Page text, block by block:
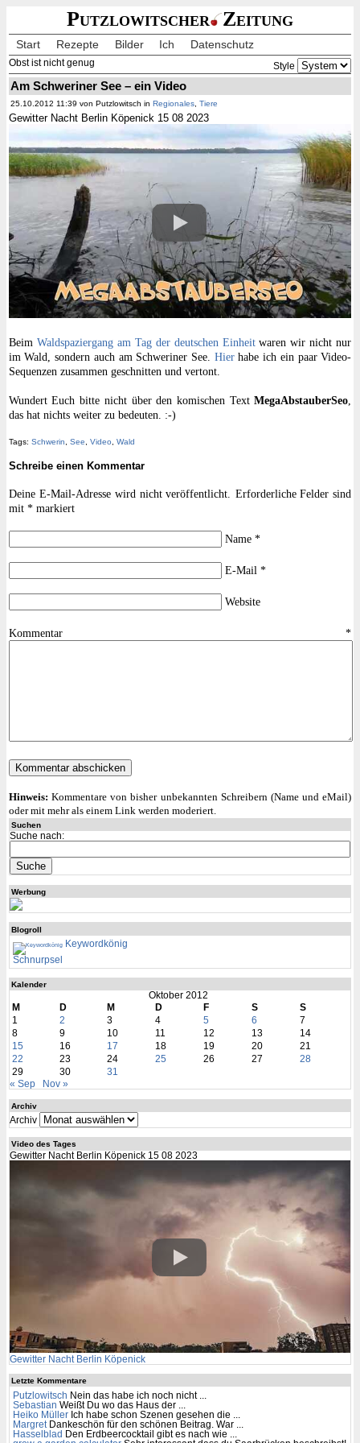
Putzlowitscher Zeitung
Start Rezepte Bilder Ich Datenschutz
Obst ist nicht genug Style
Am Schweriner See – ein Video
25.10.2012 11:39 von Putzlowitsch in Regionales, Tiere
Gewitter Nacht Berlin Köpenick 15 08 2023
Beim Waldspaziergang am Tag der deutschen Einheitwaren wir nicht nur
im Wald, sondern auch am Schweriner See. Hierhabe ich ein paar Video-
Sequenzen zusammen geschnitten und vertont.
Wundert Euch bitte nicht über den komischen TextMegaAbstauberSeo,
das hat nichts weiter zu bedeuten. :-)
Tags: Schwerin See Video Wald
Schreibe einen Kommentar
Deine E-Mail-Adresse wird nicht veröffentlicht. Erforderliche Felder sind
mit *markiert
Name *
E-Mail *
Website
Kommentar*
Hinweis: Kommentare von bisher unbekannten Schreibern (Name und eMail)
oder mit mehr als einem Link werden moderiert.
Suchen
Suche nach:
Werbung
Blogroll
Keywordkönig
Schnurpsel
Kalender
Oktober 2012
M
D M D F S
S
1
2 3 4 5 6
7
8
9 10 11 12 13
14
15
16 17 18 19 20
21
22
23 24 25 26 27
28
29
30
31
« Sep
Nov »
Archiv
Archiv
Video des Tages
Gewitter Nacht Berlin Köpenick 15 08 2023
Gewitter Nacht Berlin Köpenick
Letzte Kommentare
Putzlowitsch Nein das habe ich noch nicht ...
Sebastian Weißt Du wo das Haus der ...
Heiko Müller Ich habe schon Szenen gesehen die ...
Margret Dankeschön für den schönen Beitrag. War ...
Hasselblad Den Erdbeercocktail gibt es nach wie ...